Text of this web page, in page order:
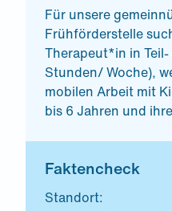
Für unsere
Frühförderstelle
Therapeut*in in
Stunden/ Woche),
mobilen Arbeit mit
bis 6 Jahren und
Faktencheck
Standort: